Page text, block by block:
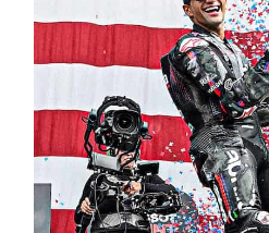
CO-
ÉQUIPIER
JORGE
MARTIN